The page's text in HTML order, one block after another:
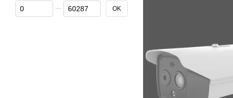
От Цена, грн
До Цена, грн OK